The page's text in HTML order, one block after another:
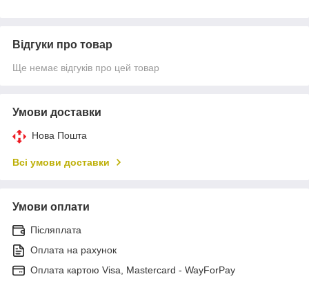
Відгуки про товар
Ще немає відгуків про цей товар
Умови доставки
Нова Пошта
Всі умови доставки
Умови оплати
Післяплата
Оплата на рахунок
Оплата картою Visa, Mastercard - WayForPay